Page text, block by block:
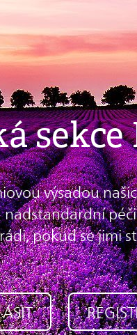
sekce
výsadou
nadstandardní
pokud se jimi